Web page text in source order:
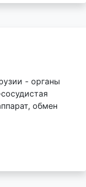
- органы
обмен